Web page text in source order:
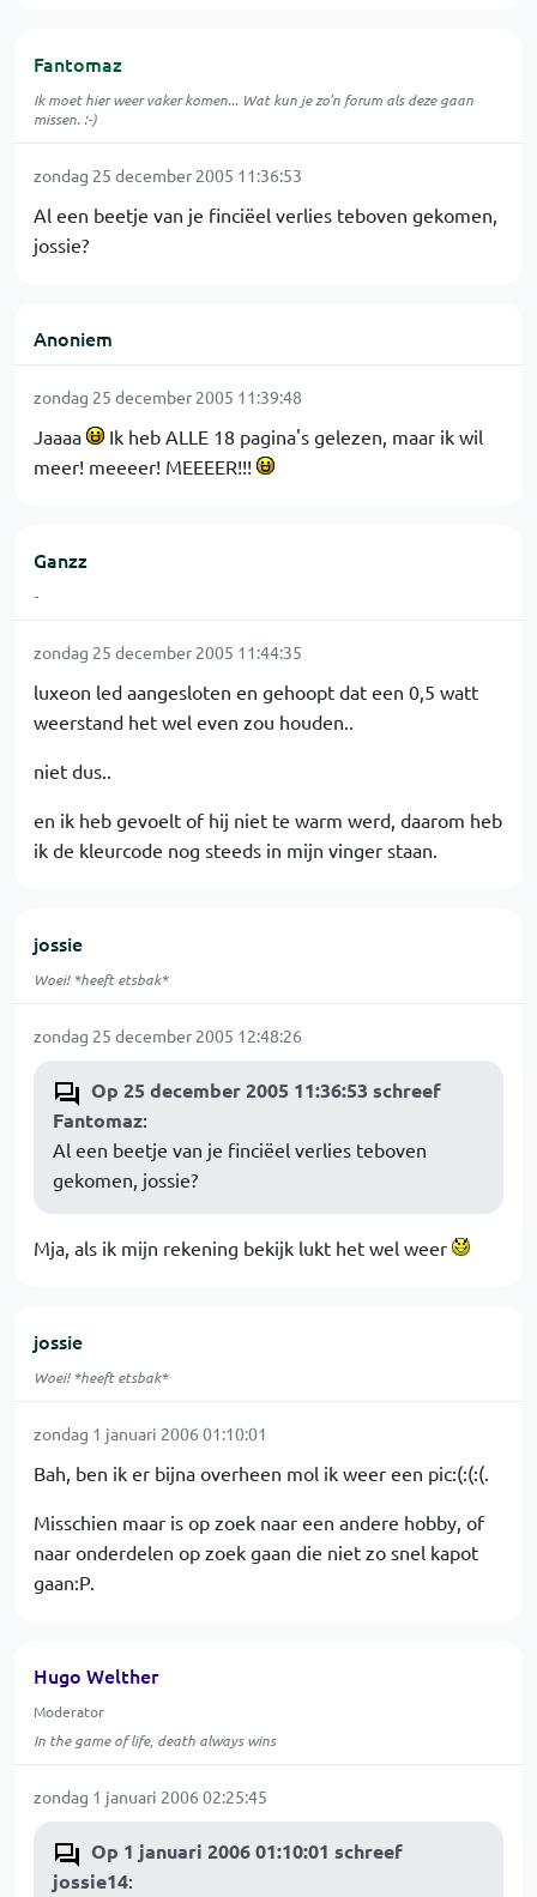
Fantomaz
Ik moet hier weer vaker komen... Wat kun je zo'n forum als deze gaan
missen. :-)
zondag 25 december 2005 11:36:53
Al een beetje van je finciëel verlies teboven gekomen,
jossie?
Anoniem
zondag 25 december 2005 11:39:48
Jaaaa
Ik heb ALLE 18 pagina's gelezen, maar ik wil
meer! meeeer! MEEEER!!!
Ganzz
-
zondag 25 december 2005 11:44:35
luxeon led aangesloten en gehoopt dat een 0,5 watt
weerstand het wel even zou houden..
niet dus..
en ik heb gevoelt of hij niet te warm werd, daarom heb
ik de kleurcode nog steeds in mijn vinger staan.
jossie
Woei! *heeft etsbak*
zondag 25 december 2005 12:48:26
Op 25 december 2005 11:36:53 schreef
Fantomaz:
Al een beetje van je finciëel verlies teboven
gekomen, jossie?
Mja, als ik mijn rekening bekijk lukt het wel weer
jossie
Woei! *heeft etsbak*
zondag 1 januari 2006 01:10:01
Bah, ben ik er bijna overheen mol ik weer een pic:(:(:(.
Misschien maar is op zoek naar een andere hobby, of
naar onderdelen op zoek gaan die niet zo snel kapot
gaan:P.
Hugo Welther
Moderator
In the game of life, death always wins
zondag 1 januari 2006 02:25:45
Op 1 januari 2006 01:10:01 schreef
jossie14: